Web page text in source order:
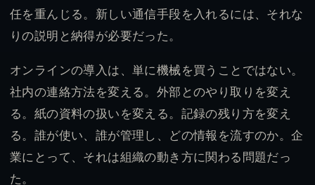
任を重んじる。新しい通信手段を入れるには、それな
りの説明と納得が必要だった。
オンラインの導入は、単に機械を買うことではない。
社内の連絡方法を変える。外部とのやり取りを変え
る。紙の資料の扱いを変える。記録の残り方を変え
る。誰が使い、誰が管理し、どの情報を流すのか。企
業にとって、それは組織の動き方に関わる問題だっ
た。